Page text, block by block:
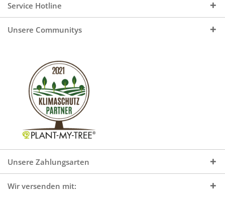
Service Hotline
Unsere Communitys
Unsere Zahlungsarten
Wir versenden mit: